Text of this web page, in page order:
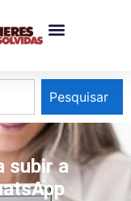
Pesquisar
subir a